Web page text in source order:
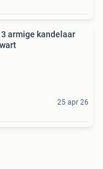
armige kandelaar
25 apr 26